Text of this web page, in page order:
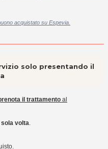
acquistato su Espevia.
solo presentando il
il trattamento al
sola volta.